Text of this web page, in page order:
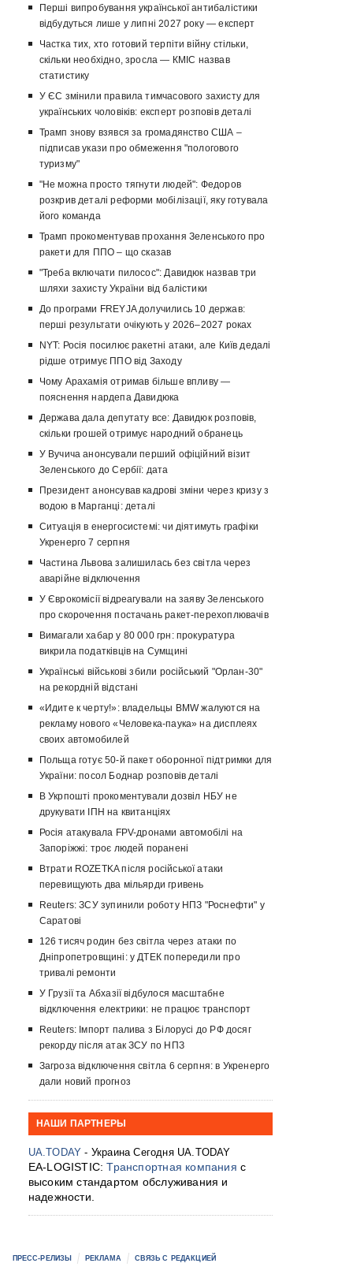
Перші випробування української антибалістики
відбудуться лише у липні 2027 року — експерт
Частка тих, хто готовий терпіти війну стільки,
скільки необхідно, зросла — КМІС назвав
статистику
У ЄС змінили правила тимчасового захисту для
українських чоловіків: експерт розповів деталі
Трамп знову взявся за громадянство США –
підписав укази про обмеження "пологового
туризму"
"Не можна просто тягнути людей": Федоров
розкрив деталі реформи мобілізації, яку готувала
його команда
Трамп прокоментував прохання Зеленського про
ракети для ППО – що сказав
"Треба включати пилосос": Давидюк назвав три
шляхи захисту України від балістики
До програми FREYJA долучились 10 держав:
перші результати очікують у 2026–2027 роках
NYT: Росія посилює ракетні атаки, але Київ дедалі
рідше отримує ППО від Заходу
Чому Арахамія отримав більше впливу —
пояснення нардепа Давидюка
Держава дала депутату все: Давидюк розповів,
скільки грошей отримує народний обранець
У Вучича анонсували перший офіційний візит
Зеленського до Сербії: дата
Президент анонсував кадрові зміни через кризу з
водою в Марганці: деталі
Ситуація в енергосистемі: чи діятимуть графіки
Укренерго 7 серпня
Частина Львова залишилась без світла через
аварійне відключення
У Єврокомісії відреагували на заяву Зеленського
про скорочення постачань ракет-перехоплювачів
Вимагали хабар у 80 000 грн: прокуратура
викрила податківців на Сумщині
Українські військові збили російський "Орлан-30"
на рекордній відстані
«Идите к черту!»: владельцы BMW жалуются на
рекламу нового «Человека-паука» на дисплеях
своих автомобилей
Польща готує 50-й пакет оборонної підтримки для
України: посол Боднар розповів деталі
В Укрпошті прокоментували дозвіл НБУ не
друкувати ІПН на квитанціях
Росія атакувала FPV-дронами автомобілі на
Запоріжжі: троє людей поранені
Втрати ROZETKA після російської атаки
перевищують два мільярди гривень
Reuters: ЗСУ зупинили роботу НПЗ "Роснефти" у
Саратові
126 тисяч родин без світла через атаки по
Дніпропетровщині: у ДТЕК попередили про
тривалі ремонти
У Грузії та Абхазії відбулося масштабне
відключення електрики: не працює транспорт
Reuters: Імпорт палива з Білорусі до РФ досяг
рекорду після атак ЗСУ по НПЗ
Загроза відключення світла 6 серпня: в Укренерго
дали новий прогноз
НАШИ ПАРТНЕРЫ
UA.TODAY - Украина Сегодня UA.TODAY
EA-LOGISTIC:Транспортная компания с
высоким стандартом обслуживания и
надежности.
ПРЕСС-РЕЛИЗЫ РЕКЛАМА СВЯЗЬ С РЕДАКЦИЕЙ